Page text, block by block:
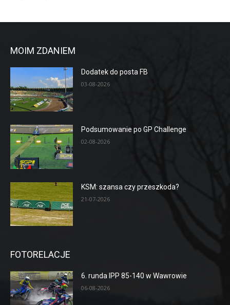
MOIM ZDANIEM
Dodatek do posta FB
03-08-2026
Podsumowanie po GP Challenge
02-08-2026
KSM: szansa czy przeszkoda?
21-07-2026
FOTORELACJE
6. runda IPP 85-140 w Wawrowie
06-08-2026